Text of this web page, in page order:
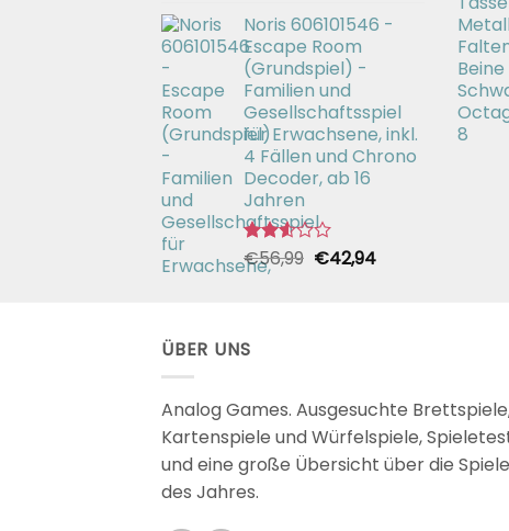
2.49
von 5
war:
€26,99
ist:
Noris 606101546 -
Escape Room
(Grundspiel) -
Familien und
Gesellschaftsspiel
für Erwachsene, inkl.
4 Fällen und Chrono
Decoder, ab 16
Jahren
Bewertet
mit
€56,99 Ursprünglicher
€42,94Aktueller
ÜBER UNS
Analog Games. Ausgesuchte
Kartenspiele und Würfelspiele,
und eine große Übersicht über die Spiele
des Jahres.